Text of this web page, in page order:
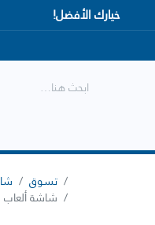
خيارك الأفضل!
تسوق
شاشة ألعاب Dahua DHI-LM27-E231 27 بوصة Full HD IPS LED 165 هرتز